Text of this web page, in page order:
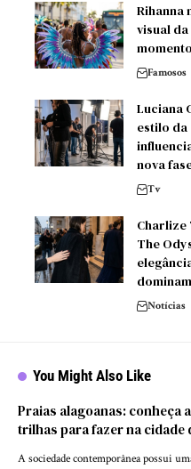
Rihanna
visual
Famosos
Luciana
estilo
nova
Tv
The
Notícias
You Might Also Like
Praias alagoanas: conheça
trilhas para fazer na cidade
A sociedade contemporânea possui